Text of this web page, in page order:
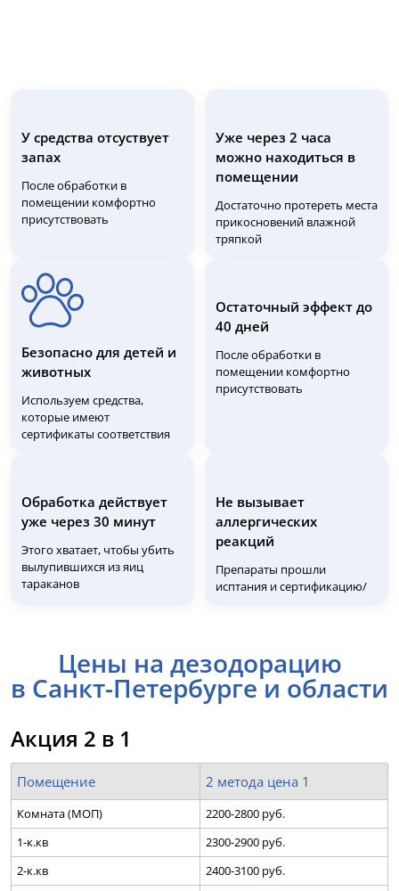
У средства отсуствует
запах
После обработки в
помещении комфортно
присутствовать
Уже через 2 часа
можно находиться в
помещении
Достаточно протереть места
прикосновений влажной
тряпкой
Безопасно для детей и
животных
Используем средства,
которые имеют
сертификаты соответствия
Остаточный эффект до
40 дней
После обработки в
помещении комфортно
присутствовать
Обработка действует
уже через 30 минут
Этого хватает, чтобы убить
вылупившихся из яиц
тараканов
Не вызывает
аллергических
реакций
Препараты прошли
исптания и сертификацию/
Цены на дезодорацию
в Санкт-Петербурге и области
Акция 2 в 1
Помещение 2 метода цена 1
Комната (МОП)
2200-2800 руб.
1-к.кв
2300-2900 руб.
2-к.кв
2400-3100 руб.